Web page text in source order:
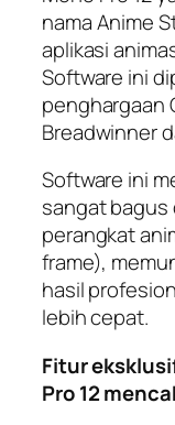
nama Anime
aplikasi
Software ini
penghargaan
Breadwinner
Software ini
sangat
perangkat
frame),
hasil
lebih cepat.
Fitur
Pro 12